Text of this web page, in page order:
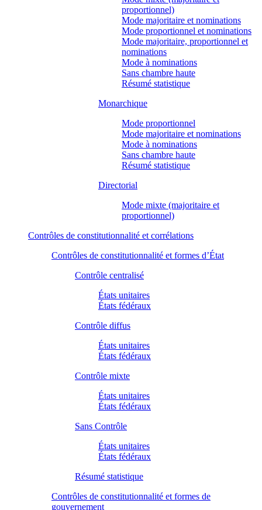
proportionnel)
Mode majoritaire et nominations
Mode proportionnel et nominations
Mode majoritaire, proportionnel et
nominations
Mode à nominations
Sans chambre haute
Résumé statistique
Monarchique
Mode proportionnel
Mode majoritaire et nominations
Mode à nominations
Sans chambre haute
Résumé statistique
Directorial
Mode mixte (majoritaire et
proportionnel)
Contrôles de constitutionnalité et corrélations
Contrôles de constitutionnalité et formes d’État
Contrôle centralisé
États unitaires
États fédéraux
Contrôle diffus
États unitaires
États fédéraux
Contrôle mixte
États unitaires
États fédéraux
Sans Contrôle
États unitaires
États fédéraux
Résumé statistique
Contrôles de constitutionnalité et formes de
gouvernement